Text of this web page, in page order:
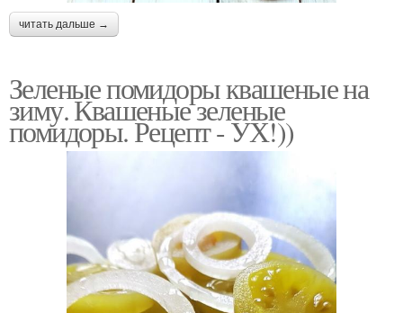
читать дальше →
Зеленые помидоры квашеные на
зиму. Квашеные зеленые
помидоры. Рецепт - УХ!))